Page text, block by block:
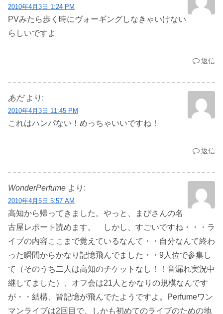
2010年4月3日 1:24 PM
PVみたら歩く時にヴォーギングしなきゃいけない
らしいですよ
返信
あだ より:
2010年4月3日 11:45 PM
これはハンパない！めっちゃいいですね！
返信
WonderPerfume より:
2010年4月5日 5:57 AM
高知から帰ってきました。やっと、まぴさんの名
古屋レポート読めます。 しかし、すごいですね・・・ラ
イブの内容ここまで覚えているなんて・・自分なんて終わ
った瞬間からかなり記憶飛んでました・・9人位で参集し
て（そのうち二人は高知のチケットなし！！音漏れ実況中
継してました）、オフ会は21人とかなりの規模なんです
が・・結構、皆記憶が飛んでたようですよ。Perfumeワン
マンライブは2回目で、しかも初めてのライブのための地